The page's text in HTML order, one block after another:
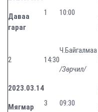
Даваа
гараг
1 10:00
2 14:30
Ч.Байгалмаа
/Зөрчил/
2023.03.14
Мягмар
3 09:30